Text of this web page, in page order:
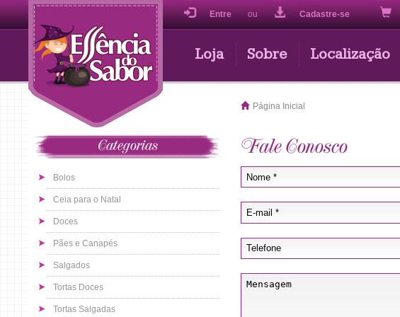
Entre ou Cadastre-se
Loja Sobre Localização
Categorias
Bolos
Ceia para o Natal
Doces
Pães e Canapés
Salgados
Tortas Doces
Tortas Salgadas
Página Inicial
Fale Conosco